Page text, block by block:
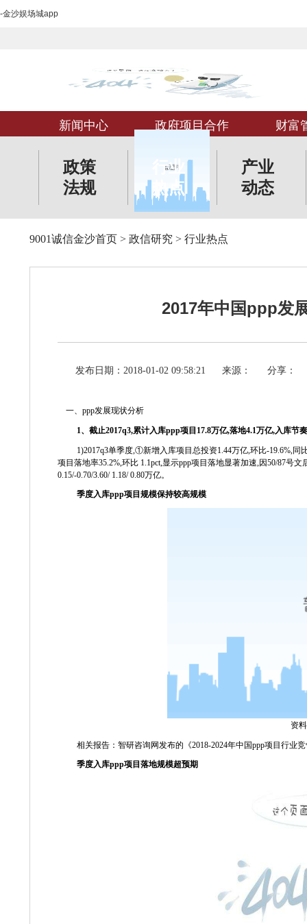
-金沙娱场城app
新闻中心 政府项目合作 财富
政策
法规
行业
热点
产业
动态
9001诚信金沙首页 > 政信研究 > 行业热点
2017年中国ppp发
发布日期：2018-01-02 09:58:21 来源： 分享：
一、 ppp发展现状分析
1、截止2017q3,累计入库ppp项目 17.8万亿,落地4.1万亿,入库节
1)2017q3单季度 ①新增入库项目总投资1.44万亿 环比-19.6%, 同
项目落地率35.2%, 环比 1.1pct, 显示ppp项目落地显著加速 因50/87号文
0.15/-0.70/3.60/ 1.18/ 0.80万亿。
季度入库ppp项目规模保持较高规模
资
相关报告：智研咨询网发布的《2018-2024年中国ppp项目行业
季度入库ppp项目落地规模超预期